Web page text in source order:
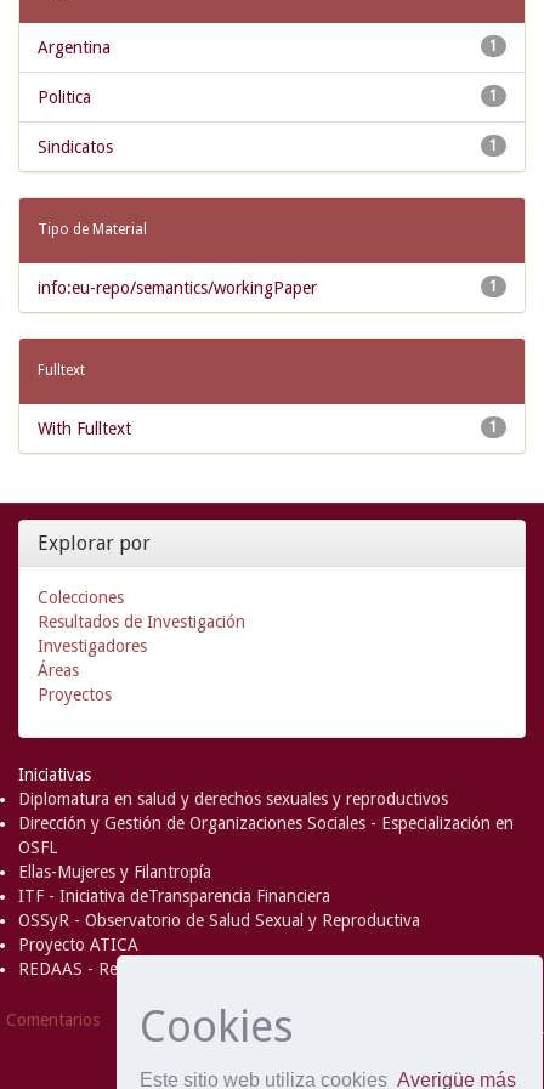
Cookies
Este sitio web utiliza cookies Averigüe más
1
Argentina
1
Politica
1
Sindicatos
Tipo de Material
1
info:eu-repo/semantics/workingPaper
Fulltext
1
With Fulltext
Explorar por
Colecciones
Resultados de Investigación
Investigadores
Áreas
Proyectos
Iniciativas
Diplomatura en salud y derechos sexuales y reproductivos
Dirección y Gestión de Organizaciones Sociales - Especialización en
OSFL
Ellas-Mujeres y Filantropía
ITF - Iniciativa deTransparencia Financiera
OSSyR - Observatorio de Salud Sexual y Reproductiva
Proyecto ATICA
REDAAS - Red de Acceso al Aborto Seguro
Comentarios
2008 MITandHewlett-Packard
- Extensión mantenida y